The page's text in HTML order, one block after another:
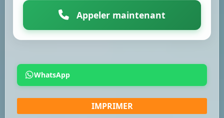
Appeler maintenant
WhatsApp